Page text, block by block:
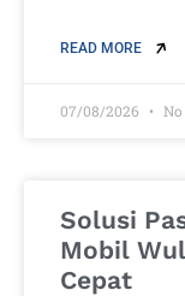
READ MORE
07/08/2026
Solusi
Mobil
Cepat